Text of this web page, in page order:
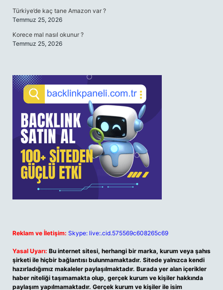
Türkiye’de kaç tane Amazon var ?
Temmuz 25, 2026
Korece mal nasıl okunur ?
Temmuz 25, 2026
Reklam ve İletişim: Skype: live:.cid.575569c608265c69
Yasal Uyarı: Bu internet sitesi, herhangi bir marka, kurum veya şahıs
şirketi ile hiçbir bağlantısı bulunmamaktadır. Sitede yalnızca kendi
hazırladığımız makaleler paylaşılmaktadır. Burada yer alan içerikler
haber niteliği taşımamakta olup, gerçek kurum ve kişiler hakkında
paylaşım yapılmamaktadır. Gerçek kurum ve kişiler ile isim